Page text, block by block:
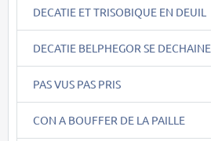
DECATIE ET TRISOBIQUE EN DEUIL
DECATIE BELPHEGOR SE DECHAINE
PAS VUS PAS PRIS
CON A BOUFFER DE LA PAILLE